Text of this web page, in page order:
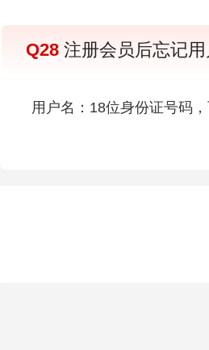
Q28 注册会员后忘记用
用户名：18位身份证号码